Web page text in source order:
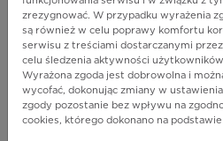
POKAŻ
zrezygnować. W przypadku wyrażenia
są również w celu poprawy komfortu
serwisu z treściami dostarczanymi
celu śledzenia aktywności
Wyrażona zgoda jest dobrowolna i
wycofać, dokonując zmiany w
zgody pozostanie bez wpływu na
cookies, którego dokonano na